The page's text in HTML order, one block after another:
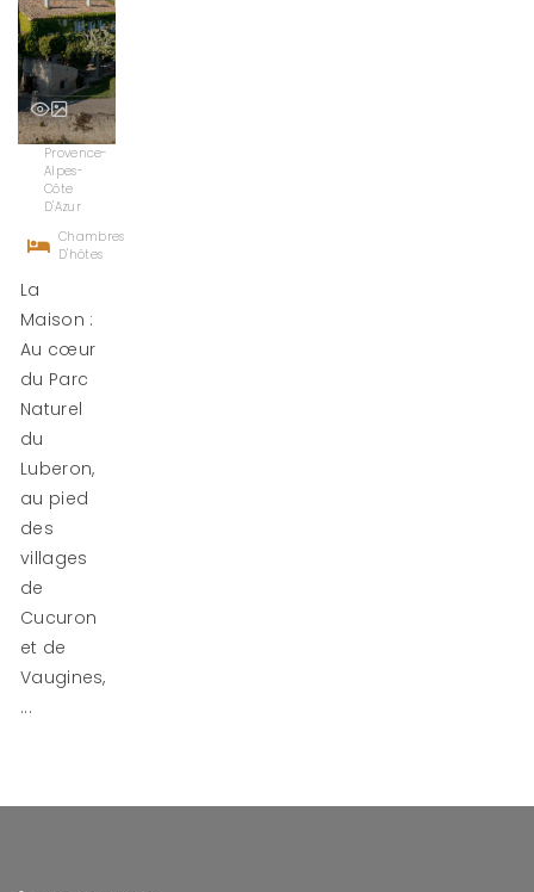
Provence-
Alpes-
Côte
D'Azur
Chambres
D'hôtes
La
Maison :
Au cœur
du Parc
Naturel
du
Luberon,
au pied
des
villages
de
Cucuron
et de
Vaugines,
...